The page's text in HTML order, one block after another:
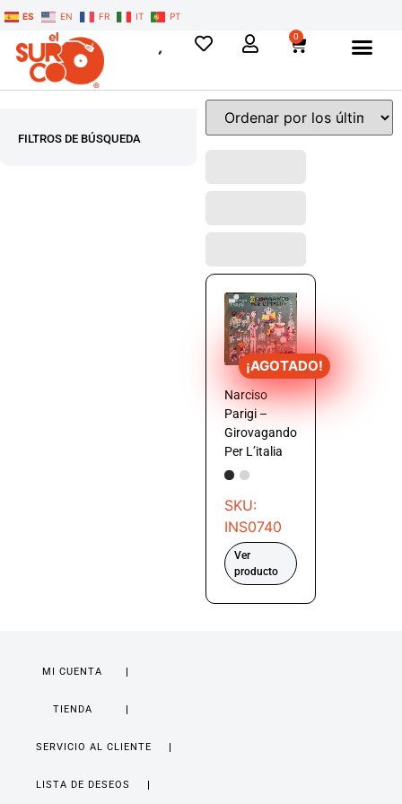
ES EN FR IT PT
0
FILTROS DE BÚSQUEDA
¡AGOTADO!
Narciso
Parigi –
Girovagando
Per L’italia
SKU:
INS0740
Ver
producto
MI CUENTA
TIENDA
SERVICIO AL CLIENTE
LISTA DE DESEOS